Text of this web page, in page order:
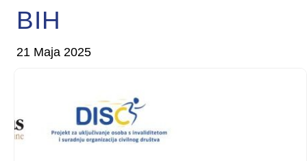
BIH
21 Maja 2025